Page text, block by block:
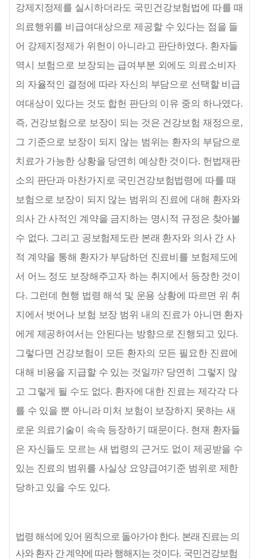
강제지정제를 실시하더라도 국민건강보험법에 따를 때
의료행위를 비급여대상으로 제공할 수 있다는 점을 들
어 강제지정제가 위헌이 아니라고 판단하였다. 환자들
역시 보험으로 보장되는 급여부분 외에도 의료소비자
의 자율적인 결정에 따라 자신의 부담으로 선택할 비급
여대상이 있다는 것도 합헌 판단의 이유 중의 하나였다.
즉, 건강보험으로 보장이 되는 것은 건강보험 재정으로,
그 기준으로 보장이 되지 않는 범위는 환자의 부담으로
치료가 가능한 상황을 당연히 예상한 것이다. 헌법재판
소의 판단과 마찬가지로 국민건강보험법령에 따를 때
보험으로 보장이 되지 않는 범위의 진료에 대해 환자와
의사 간 사적인 계약을 금지하는 명시적 규정은 찾아볼
수 없다. 그리고 공보험제도란 본래 환자와 의사 간 사
적 계약을 통해 환자가 부담하던 진료비를 보험제도에
서 어느 정도 보장해주고자 하는 취지에서 등장한 것이
다. 그런데 현행 법령 해석 및 운용 상황에 따르면 위 취
지에서 벗어나 보험 보장 범위 내의 진료가 아니면 환자
에게 제공하여서는 안된다는 방향으로 진행되고 있다.
그렇다면 건강보험이 모든 환자의 모든 필요한 진료에
대해 비용을 지급할 수 있는 것일까? 당연히 그렇지 않
고 그렇게 될 수도 없다. 환자에 대한 진료는 제각각 다
를 수 있을 뿐 아니라 미처 보험이 보장하지 못하는 새
로운 의료기술이 속속 등장하기 때문이다. 현재 환자들
은 자신들도 모르는 새 법령의 근거도 없이 제공받을 수
있는 진료의 범위를 사실상 요양급여기준 범위로 제한
당하고 있을 수도 있다.
법령 해석에 있어 원칙으로 돌아가야 한다. 본래 진료는 의
사와 환자 간 계약에 따라 행해지는 것이다. 국민건강보험